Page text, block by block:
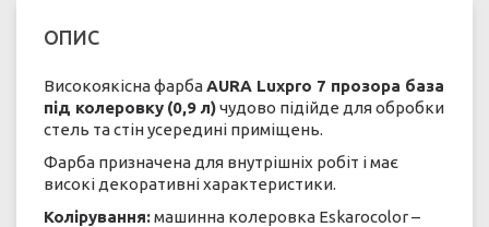
ОПИС
Високоякісна фарбаAURA Luxpro 7 прозора база
під колеровку (0,9 л)чудово підійде для обробки
стель та стін усередині приміщень.
Фарба призначена для внутрішніх робіт і має
високі декоративні характеристики.
Колірування:машинна колеровка Eskarocolor –